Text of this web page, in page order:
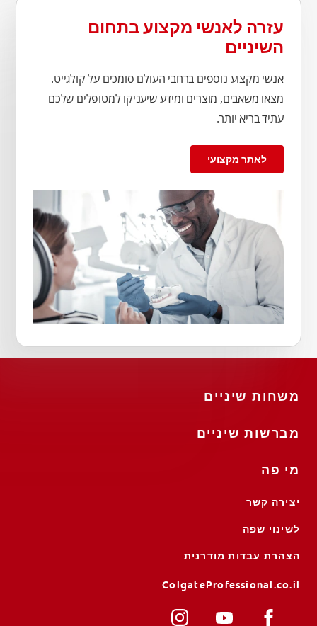
עזרה לאנשי מקצוע בתחום
השיניים
אנשי מקצוע נוספים ברחבי העולם סומכים על קולגייט.
מצאו משאבים, מוצרים ומידע שיעניקו למטופלים שלכם
עתיד בריא יותר.
לאתר מקצועי
משחות שיניים
מברשות שיניים
מי פה
יצירה קשר
לשינוי שפה
הצהרת עבדות מודרנית
ColgateProfessional.co.il